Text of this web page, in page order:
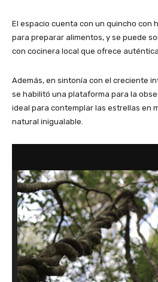
El espacio cuenta con un quincho con
para preparar alimentos, y se puede
con cocinera local que ofrece
Además, en sintonía con el creciente
se habilitó una plataforma para la
ideal para contemplar las estrellas en
natural inigualable.